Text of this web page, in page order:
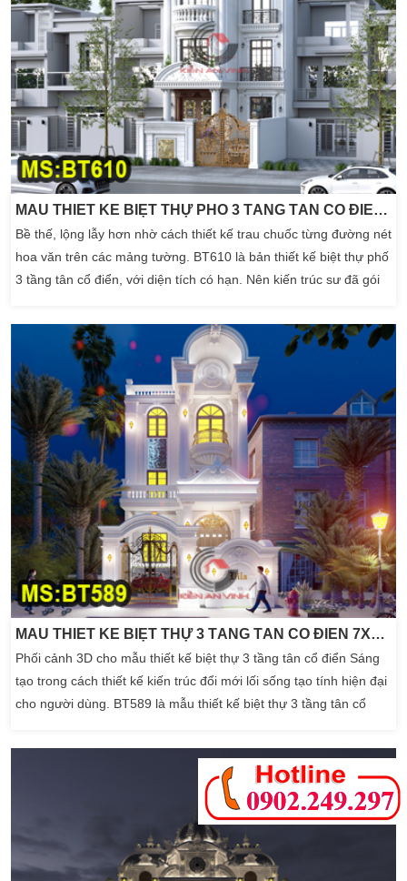
MẪU THIẾT KẾ BIỆT THỰ PHỐ 3 TẦNG TÂN CỔ ĐIỂN 4 PHÒNG NGỦ
Bề thế, lộng lẫy hơn nhờ cách thiết kế trau chuốc từng đường nét
hoa văn trên các mảng tường. BT610 là bản thiết kế biệt thự phố
3 tầng tân cổ điển, với diện tích có hạn. Nên kiến trúc sư đã gói
trình biệt thự phố này. Cùng tìm hiểu rõ hơn về kiến trúc sở hữu
sự sang trọng […]
MẪU THIẾT KẾ BIỆT THỰ 3 TẦNG TÂN CỔ ĐIỂN 7X15M – KIỂU BIỆT THỰ PHỐ
Phối cảnh 3D cho mẫu thiết kế biệt thự 3 tầng tân cổ điển Sáng
tạo trong cách thiết kế kiến trúc đổi mới lối sống tạo tính hiện đại
cho người dùng. BT589 là mẫu thiết kế biệt thự 3 tầng tân cổ
quá lớn cũng không quá nhỏ. Nhưng vẫn đảm bảo được quá
trình sinh hoạt của các thành viên […]